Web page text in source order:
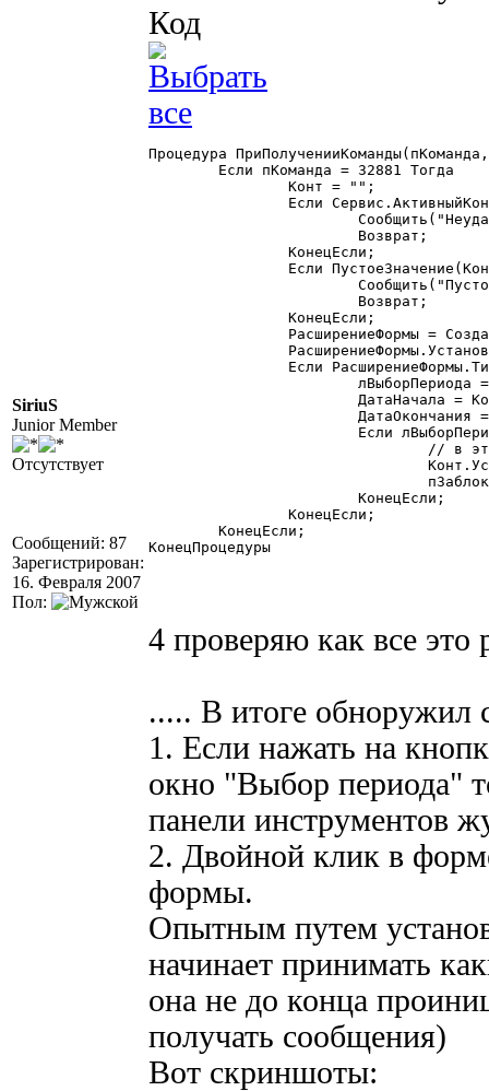
SiriuS
Junior Member
Отсутствует
Сообщений: 87
Зарегистрирован:
16. Февраля 2007
Пол:
Код
Процедура
КонецПроцедуры
4 проверяю как все
..... В итоге обноружил
1. Если нажать на
окно "Выбор периода"
панели инструментов
2. Двойной клик в
формы.
Опытным путем
начинает принимать
она не до конца
получать сообщения)
Вот скриншоты: